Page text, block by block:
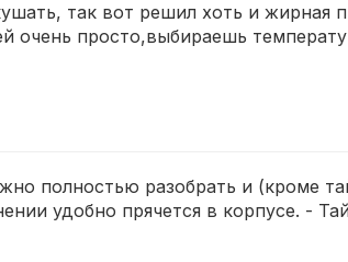
так вот решил хоть и жирная
очень просто,выбираешь
полностью разобрать и (кроме
удобно прячется в корпусе. -